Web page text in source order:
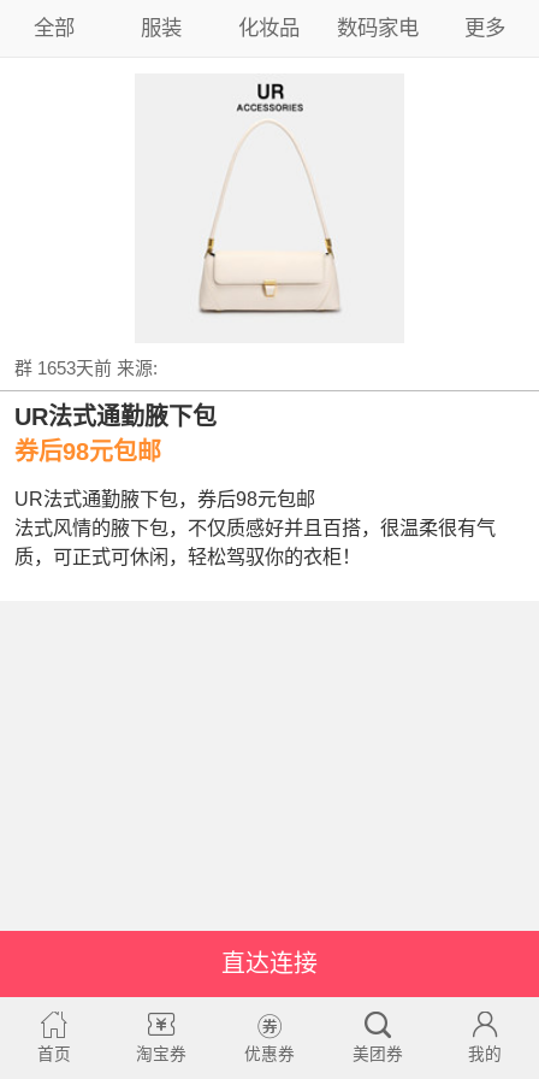
全部 服装 化妆品 数码家电 更多
群 1653天前来源:
UR法式通勤腋下包
券后98元包邮
UR法式通勤腋下包，券后98元包邮
法式风情的腋下包，不仅质感好并且百搭，很温柔很有气
质，可正式可休闲，轻松驾驭你的衣柜！
直达连接
首页 淘宝券 优惠券 美团券 我的